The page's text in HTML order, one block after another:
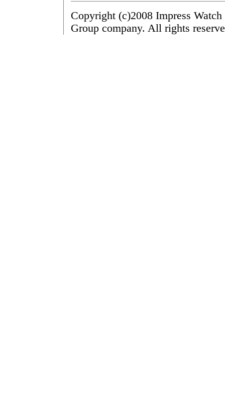
Copyright (c)2008 Impress
Group company. All rights